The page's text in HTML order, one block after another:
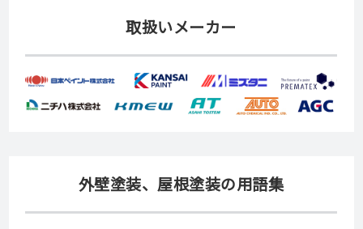
取扱いメーカー
外壁塗装、屋根塗装の用語集